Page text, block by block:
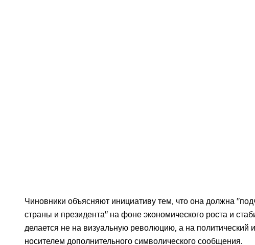
Чиновники объясняют инициативу тем, что она должна
страны и президента" на фоне экономического роста и
делается не на визуальную революцию, а на политический
носителем дополнительного символического сообщения.